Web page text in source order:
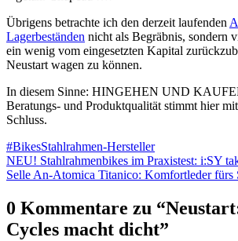
Übrigens betrachte ich den derzeit laufenden
Lagerbeständen nicht als Begräbnis, sondern
ein wenig vom eingesetzten Kapital
Neustart wagen zu können.
In diesem Sinne: HINGEHEN UND
Beratungs- und Produktqualität stimmt hier
Schluss.
#BikesStahlrahmen-Hersteller
Beitragsnavigation
NEU! Stahlrahmenbikes im Praxistest: i:SY
Selle An-Atomica Titanico: Komfortleder fürs
0 Kommentare zu “
Cycles macht dicht”